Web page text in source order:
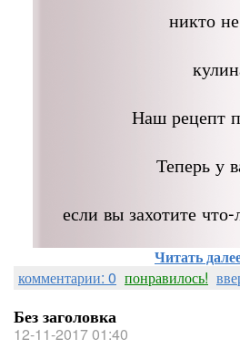
никто
Наш рецепт
Теперь у
если вы захотите
Читать
комментарии: 0 понравилось!
Без заголовка
12-11-2017 01:40